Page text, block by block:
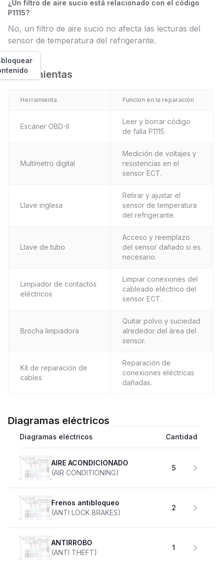
¿Un filtro de aire sucio está relacionado con el código
P1115?
No, un filtro de aire sucio no afecta las lecturas del
sensor de temperatura del refrigerante.
Herramientas
Herramienta Función en la reparación
Escáner OBD-II
Leer y borrar código
de falla P1115.
Multímetro digital
Medición de voltajes y
resistencias en el
sensor ECT.
Llave inglesa
Retirar y ajustar el
sensor de temperatura
del refrigerante.
Llave de tubo
Acceso y reemplazo
del sensor dañado si es
necesario.
Limpiador de contactos
eléctricos
Limpiar conexiones del
cableado eléctrico del
sensor ECT.
Brocha limpiadora
Quitar polvo y suciedad
alrededor del área del
sensor.
Kit de reparación de
cables
Reparación de
conexiones eléctricas
dañadas.
Diagramas eléctricos
Diagramas eléctricos Cantidad
AIRE ACONDICIONADO
(AIR CONDITIONING)
5
Frenos antibloqueo
(ANTI LOCK BRAKES)
2
ANTIRROBO
(ANTI THEFT)
1